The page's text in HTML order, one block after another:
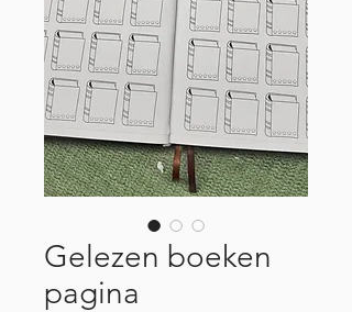
Gelezen boeken
pagina